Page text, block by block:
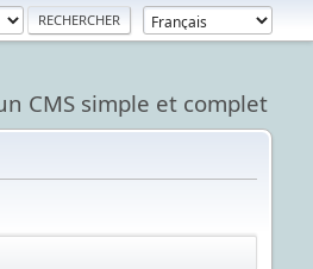
CMS simple et complet